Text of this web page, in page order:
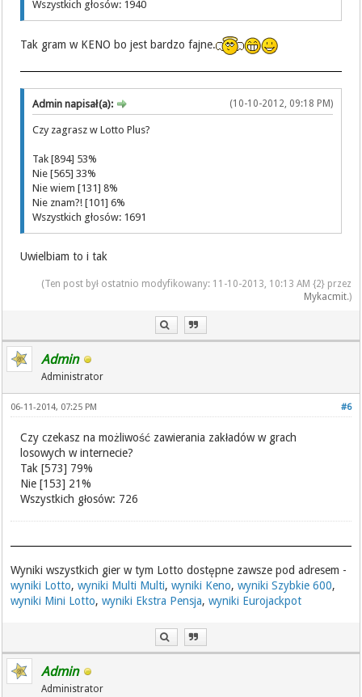
Wszystkich głosów: 1940
Tak gram w KENO bo jest bardzo fajne.
(10-10-2012, 09:18 PM)
Admin napisał(a):
Czy zagrasz w Lotto Plus?
Tak [894] 53%
Nie [565] 33%
Nie wiem [131] 8%
Nie znam?! [101] 6%
Wszystkich głosów: 1691
Uwielbiam to i tak
(Ten post był ostatnio modyfikowany: 11-10-2013, 10:13 AM {2} przez
Mykacmit.)
Admin
Administrator
#6
06-11-2014, 07:25 PM
Czy czekasz na możliwość zawierania zakładów w grach
losowych w internecie?
Tak [573] 79%
Nie [153] 21%
Wszystkich głosów: 726
Wyniki wszystkich gier w tym Lotto dostępne zawsze pod adresem -
wyniki Lotto,wyniki Multi Multi,wyniki Keno,wyniki Szybkie 600,
wyniki Mini Lotto,wyniki Ekstra Pensja,wyniki Eurojackpot
Admin
Administrator